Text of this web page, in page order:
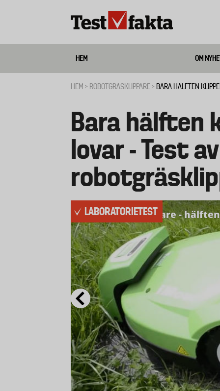
Media
HEM OM
HEM ROBOTGRÄSKLIPPARE BARA HÄLFTEN
Bara hälften
lovar - Test av
LABORATORIETEST